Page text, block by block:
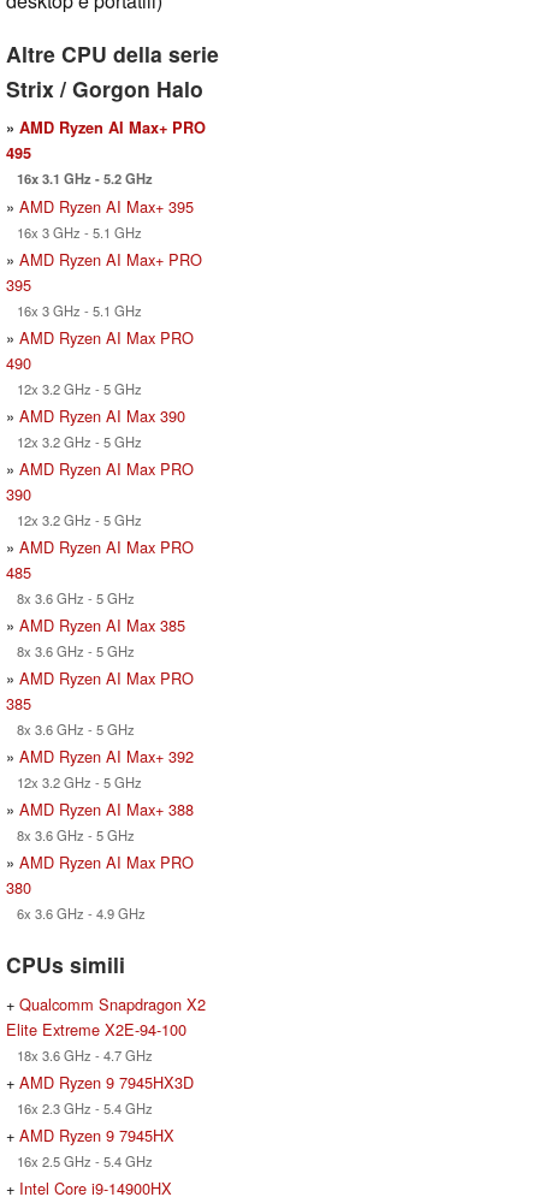
Altre CPU della serie
Strix / Gorgon Halo
» AMD Ryzen AI Max+ PRO
495
16x 3.1 GHz - 5.2 GHz
» AMD Ryzen AI Max+ 395
16x 3 GHz - 5.1 GHz
» AMD Ryzen AI Max+ PRO
395
16x 3 GHz - 5.1 GHz
» AMD Ryzen AI Max PRO
490
12x 3.2 GHz - 5 GHz
» AMD Ryzen AI Max 390
12x 3.2 GHz - 5 GHz
» AMD Ryzen AI Max PRO
390
12x 3.2 GHz - 5 GHz
» AMD Ryzen AI Max PRO
485
8x 3.6 GHz - 5 GHz
» AMD Ryzen AI Max 385
8x 3.6 GHz - 5 GHz
» AMD Ryzen AI Max PRO
385
8x 3.6 GHz - 5 GHz
» AMD Ryzen AI Max+ 392
12x 3.2 GHz - 5 GHz
» AMD Ryzen AI Max+ 388
8x 3.6 GHz - 5 GHz
» AMD Ryzen AI Max PRO
380
6x 3.6 GHz - 4.9 GHz
CPUs simili
+ Qualcomm Snapdragon X2
Elite Extreme X2E-94-100
18x 3.6 GHz - 4.7 GHz
+ AMD Ryzen 9 7945HX3D
16x 2.3 GHz - 5.4 GHz
+ AMD Ryzen 9 7945HX
16x 2.5 GHz - 5.4 GHz
+ Intel Core i9-14900HX